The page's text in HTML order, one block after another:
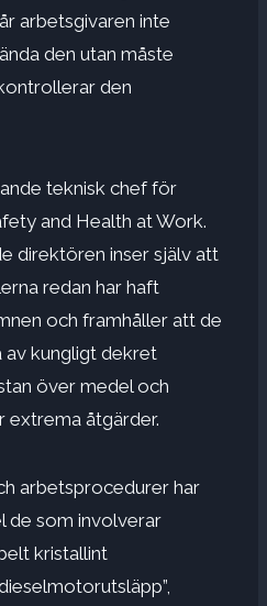
arbetsgivaren inte
den utan måste
den
teknisk chef för
and Health at Work.
direktören inser själv att
redan har haft
och framhåller att de
av kungligt dekret
över medel och
extrema åtgärder.
arbetsprocedurer har
de som involverar
kristallint